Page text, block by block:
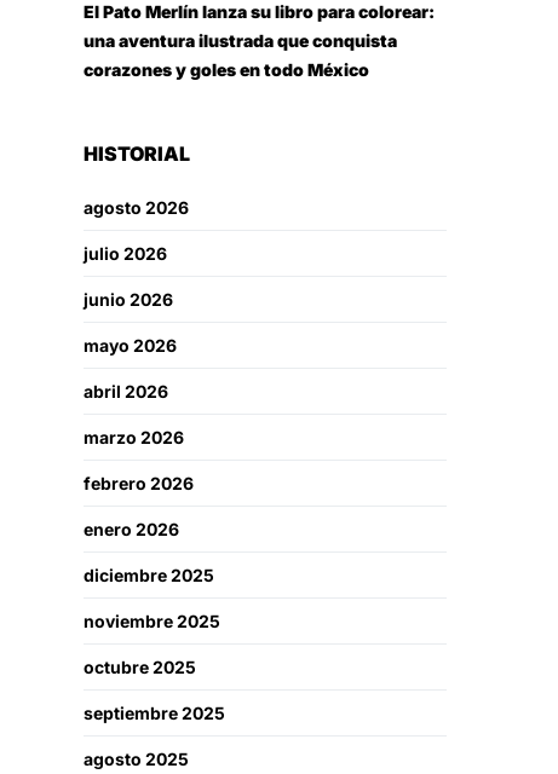
El Pato Merlín lanza su libro para colorear:
una aventura ilustrada que conquista
corazones y goles en todo México
HISTORIAL
agosto 2026
julio 2026
junio 2026
mayo 2026
abril 2026
marzo 2026
febrero 2026
enero 2026
diciembre 2025
noviembre 2025
octubre 2025
septiembre 2025
agosto 2025